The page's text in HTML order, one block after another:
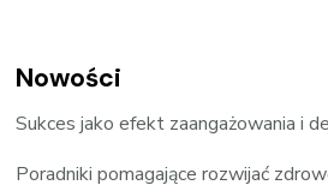
Nowości
Sukces jako efekt zaangażowania i
Poradniki pomagające rozwijać